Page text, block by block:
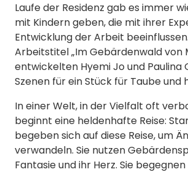
Laufe der Residenz gab es immer
mit Kindern geben, die mit ihrer
Entwicklung der Arbeit
Arbeitstitel „Im Gebärdenwald von
entwickelten Hyemi Jo und Paulina
Szenen für ein Stück für Taube und
In einer Welt, in der Vielfalt oft
beginnt eine heldenhafte Reise:
begeben sich auf diese Reise, um
verwandeln. Sie nutzen
Fantasie und ihr Herz. Sie